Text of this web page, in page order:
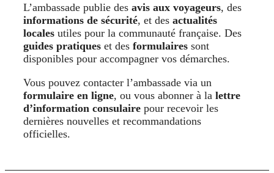
L’ambassade publie des avis aux voyageurs, des
informations de sécurité, et des actualités
locales utiles pour la communauté française. Des
guides pratiques et des formulaires sont
disponibles pour accompagner vos démarches.
Vous pouvez contacter l’ambassade via un
formulaire en ligne, ou vous abonner à la lettre
d’information consulaire pour recevoir les
dernières nouvelles et recommandations
officielles.